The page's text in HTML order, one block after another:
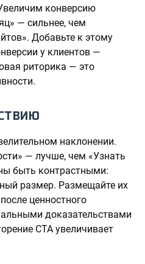
конверсию
— сильнее, чем
Добавьте к этому
у клиентов —
риторика — это
наклонении.
— лучше, чем «Узнать
быть контрастными:
размер. Размещайте их
ценностного
доказательствами
CTA увеличивает